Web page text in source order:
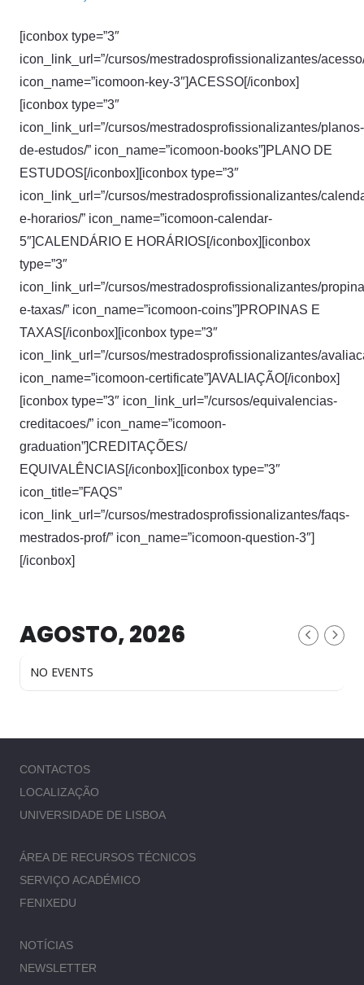
[iconbox type=”3″
icon_link_url=”/cursos/mestradosprofissionalizantes/
icon_name=”icomoon-key-3″]ACESSO[/iconbox]
[iconbox type=”3″
icon_link_url=”/cursos/mestradosprofissionalizantes/planos-
de-estudos/” icon_name=”icomoon-books”]PLANO DE
ESTUDOS[/iconbox][iconbox type=”3″
icon_link_url=”/cursos/mestradosprofissionalizantes/
e-horarios/” icon_name=”icomoon-calendar-
5″]CALENDÁRIO E HORÁRIOS[/iconbox][iconbox
type=”3″
icon_link_url=”/cursos/mestradosprofissionalizantes/
e-taxas/” icon_name=”icomoon-coins”]PROPINAS E
TAXAS[/iconbox][iconbox type=”3″
icon_link_url=”/cursos/mestradosprofissionalizantes/
icon_name=”icomoon-certificate”]AVALIAÇÃO[/iconbox]
[iconbox type=”3″ icon_link_url=”/cursos/equivalencias-
creditacoes/” icon_name=”icomoon-
graduation”]CREDITAÇÕES/
EQUIVALÊNCIAS[/iconbox][iconbox type=”3″
icon_title=”FAQS”
icon_link_url=”/cursos/mestradosprofissionalizantes/faqs-
mestrados-prof/” icon_name=”icomoon-question-3″]
[/iconbox]
AGOSTO, 2026
NO EVENTS
CONTACTOS
LOCALIZAÇÃO
UNIVERSIDADE DE LISBOA
ÁREA DE RECURSOS TÉCNICOS
SERVIÇO ACADÉMICO
FENIXEDU
NOTÍCIAS
NEWSLETTER